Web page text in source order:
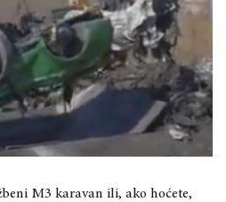
M3 karavan ili, ako hoćete,